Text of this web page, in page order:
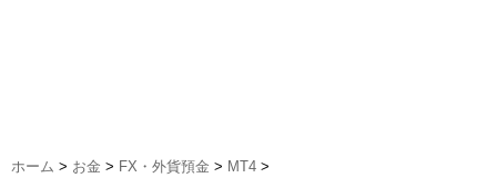
ホーム > お金 > FX・外貨預金 > MT4 >